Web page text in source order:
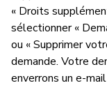
« Droits
sélectionner «
ou « Supprimer
demande. Votre
enverrons un e-